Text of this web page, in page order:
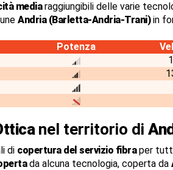
mediaraggiungibili delle varie
Andria (Barletta-Andria-Trani)in
Potenza
nel territorio di
di copertura del servizio fibraper
da alcuna tecnologia, coperta da